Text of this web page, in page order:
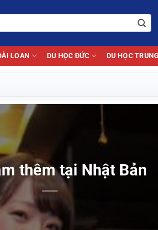
LOAN DU HỌC ĐỨC DU HỌC
thêm tại Nhật Bản